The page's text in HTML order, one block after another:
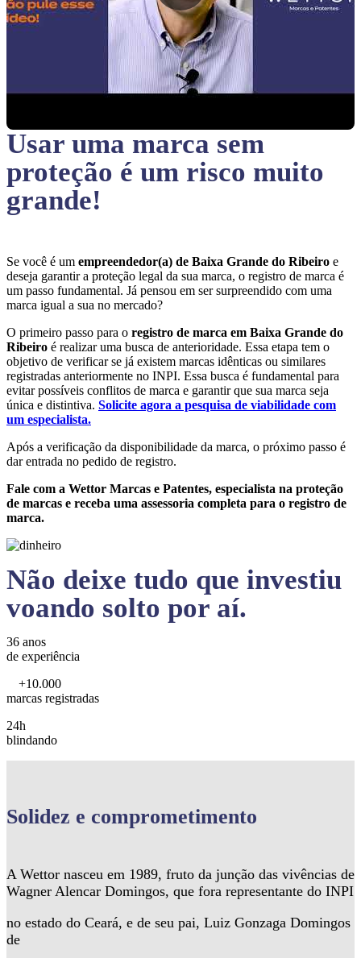
Usar uma marca sem
proteção é um risco muito
grande!
Se você é um empreendedor(a) de Baixa Grande do Ribeiro e
deseja garantir a proteção legal da sua marca, o registro de marca é
um passo fundamental. Já pensou em ser surpreendido com uma
marca igual a sua no mercado?
O primeiro passo para o registro de marca em Baixa Grande do
Ribeiro é realizar uma busca de anterioridade. Essa etapa tem o
objetivo de verificar se já existem marcas idênticas ou similares
registradas anteriormente no INPI. Essa busca é fundamental para
evitar possíveis conflitos de marca e garantir que sua marca seja
única e distintiva. Solicite agora a pesquisa de viabilidade com
um especialista.
Após a verificação da disponibilidade da marca, o próximo passo é
dar entrada no pedido de registro.
Fale com a Wettor Marcas e Patentes, especialista na proteção
de marcas e receba uma assessoria completa para o registro de
marca.
Não deixe tudo que investiu
voando solto por aí.
36 anos
de experiência
+10.000
marcas registradas
24h
blindando
Solidez e comprometimento
A Wettor nasceu em 1989, fruto da junção das vivências de
Wagner Alencar Domingos, que fora representante do INPI
no estado do Ceará, e de seu pai, Luiz Gonzaga Domingos
de